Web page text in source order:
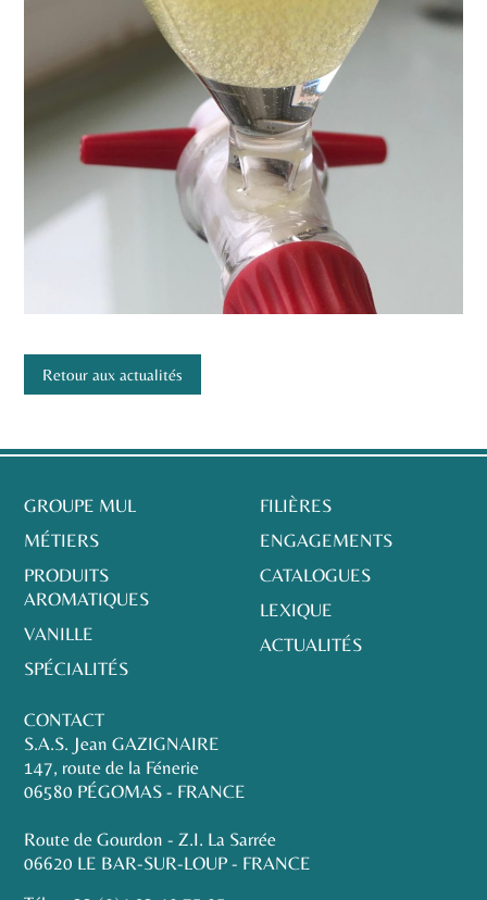
Retour aux actualités
GROUPE MUL
MÉTIERS
PRODUITS
AROMATIQUES
VANILLE
SPÉCIALITÉS
FILIÈRES
ENGAGEMENTS
CATALOGUES
LEXIQUE
ACTUALITÉS
CONTACT
S.A.S. Jean GAZIGNAIRE
147, route de la Fénerie
06580 PÉGOMAS - FRANCE
Route de Gourdon - Z.I. La Sarrée
06620 LE BAR-SUR-LOUP - FRANCE